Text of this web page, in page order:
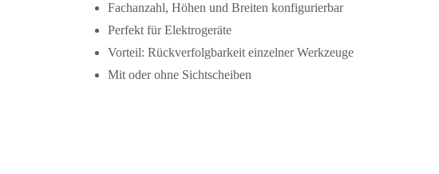
Fachanzahl, Höhen und Breiten konfigurierbar
Perfekt für Elektrogeräte
Vorteil: Rückverfolgbarkeit einzelner Werkzeuge
Mit oder ohne Sichtscheiben